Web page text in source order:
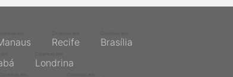
Recife Brasília
Londrina